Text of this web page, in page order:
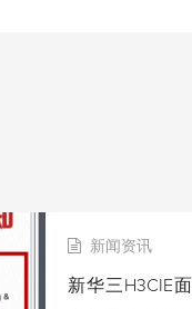
新闻资讯
新华三H3CIE